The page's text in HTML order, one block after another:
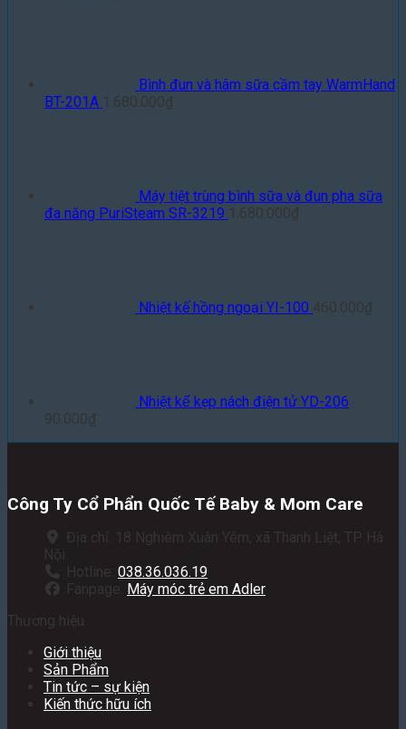
Bình đun và hâm sữa cầm tay WarmHand
BT-201A 1.680.000₫
Máy tiệt trùng bình sữa và đun pha sữa
đa năng PuriSteam SR-3219 1.680.000₫
Nhiệt kế hồng ngoại YI-100 460.000₫
Nhiệt kế kẹp nách điện tử YD-206
90.000₫
Công Ty Cổ Phẩn Quốc Tế Baby & Mom Care
Địa chỉ: 18 Nghiêm Xuân Yêm, xã Thanh Liệt, TP. Hà
Nội.
Hotline: 038.36.036.19
Fanpage: Máy móc trẻ em Adler
Thương hiệu
Giới thiệu
Sản Phẩm
Tin tức – sự kiện
Kiến thức hữu ích